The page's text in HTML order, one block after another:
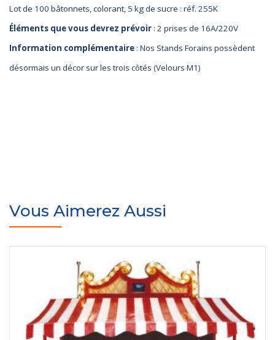
Lot de 100 bâtonnets, colorant, 5 kg de sucre : réf. 255K
Éléments que vous devrez prévoir : 2 prises de 16A/220V
Information complémentaire : Nos Stands Forains possèdent
désormais un décor sur les trois côtés (Velours M1)
Vous Aimerez Aussi